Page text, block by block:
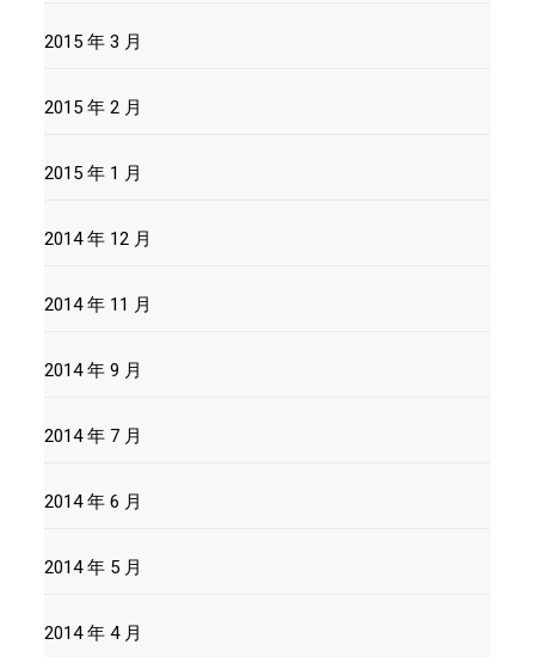
2015 年 3 月
2015 年 2 月
2015 年 1 月
2014 年 12 月
2014 年 11 月
2014 年 9 月
2014 年 7 月
2014 年 6 月
2014 年 5 月
2014 年 4 月